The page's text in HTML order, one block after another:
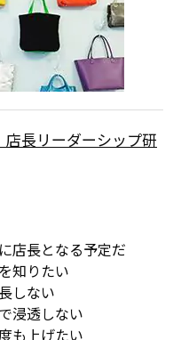
店長リーダーシップ研
店長となる予定だ
知りたい
しない
浸透しない
も上げたい